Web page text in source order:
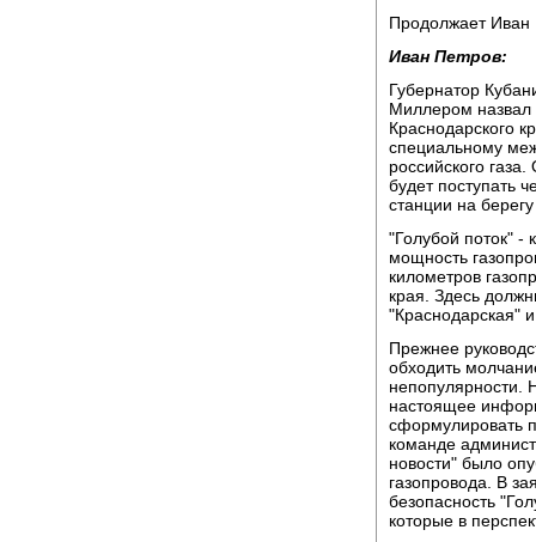
Продолжает Иван
Иван Петров:
Губернатор
Миллером назвал
Краснодарского
специальному
российского
будет поступать
станции на
"Голубой поток" -
мощность
километров
края. Здесь
"Краснодарская"
Прежнее
обходить
непопулярности.
настоящее
сформулировать
команде
новости" было
газопровода. В
безопасность
которые в